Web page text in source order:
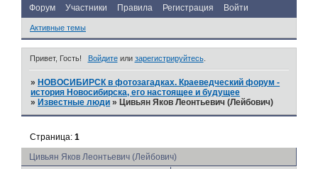
Форум Участники Правила Регистрация Войти
Активные темы
Привет, Гость! Войдитеили зарегистрируйтесь.
» НОВОСИБИРСК в фотозагадках. Краеведческий форум -
история Новосибирска, его настоящее и будущее
» Известные люди » Цивьян Яков Леонтьевич (Лейбович)
Цивьян Яков Леонтьевич (Лейбович)
Страница:1